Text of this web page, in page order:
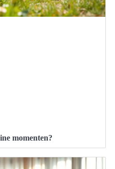
momenten?